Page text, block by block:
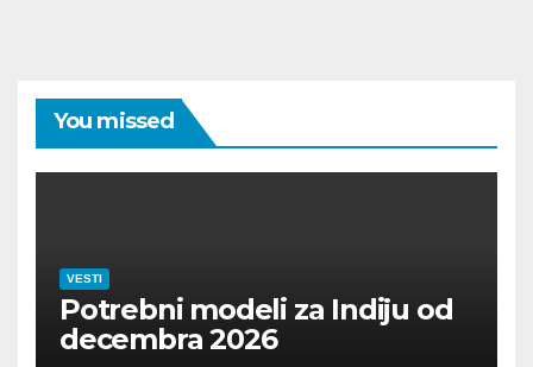
You missed
VESTI
Potrebni modeli za Indiju od
decembra 2026